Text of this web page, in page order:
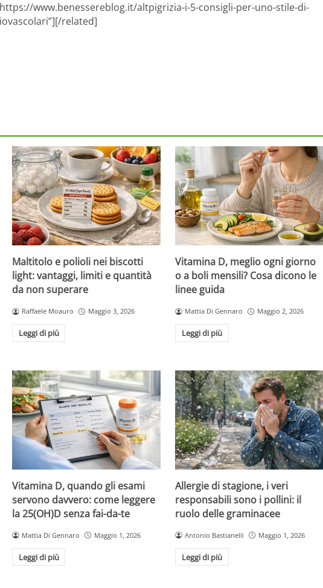
www.benessereblog.it/altpigrizia-i-5-consigli-per-uno-stile-di-
related]
Maltitolo e polioli nei biscotti
light: vantaggi, limiti e quantità
da non superare
Raffaele Moauro Maggio 3, 2026
Leggi di più
Vitamina D, meglio ogni giorno
o a boli mensili? Cosa dicono le
linee guida
Mattia Di Gennaro Maggio 2, 2026
Leggi di più
Vitamina D, quando gli esami
servono davvero: come leggere
la 25(OH)D senza fai-da-te
Mattia Di Gennaro Maggio 1, 2026
Leggi di più
Allergie di stagione, i veri
responsabili sono i pollini: il
ruolo delle graminacee
Antonio Bastianelli Maggio 1, 2026
Leggi di più